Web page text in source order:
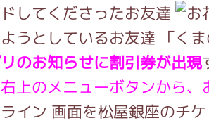
してくださったお友達
うとしているお友達 「く
のお知らせに割引券が出現
上のメニューボタンから、
画面を松屋銀座のチ